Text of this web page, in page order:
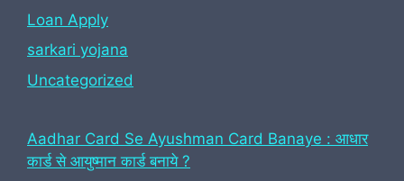
Loan Apply
sarkari yojana
Uncategorized
Aadhar Card Se Ayushman Card Banaye : आधार
कार्ड से आयुष्मान कार्ड बनाये ?